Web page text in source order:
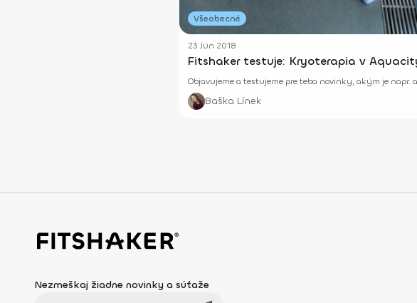
Všeobecné
23 Jún 2018
Fitshaker testuje: Kryoterapia v
Objavujeme a testujeme pre teba novinky, akým je napr.
Baška Línek
Nezmeškaj žiadne novinky a súťaže